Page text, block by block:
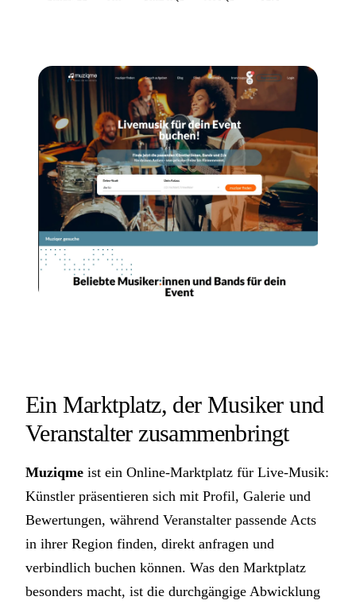
Ein Marktplatz, der Musiker und
Veranstalter zusammenbringt
Muziqme ist ein Online-Marktplatz für Live-Musik:
Künstler präsentieren sich mit Profil, Galerie und
Bewertungen, während Veranstalter passende Acts
in ihrer Region finden, direkt anfragen und
verbindlich buchen können. Was den Marktplatz
besonders macht, ist die durchgängige Abwicklung